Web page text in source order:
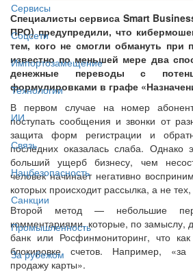
Сервисы
Соцсети
Импортозамещение
Технологии
ИИ
Связь
Нацбезопасность
Санкции
Промышленность
За рубежом
Специалисты сервиса Smart
ПРО) предупредили, что
тем, кого не смогли обмануть при
известно по меньшей мере два
денежные переводы с
формулировками в графе
В первом случае на номер
поступать сообщения и звонки от
защита форм регистрации и
последних оказалась слаба. Однако
больший ущерб бизнесу, чем
человек начинает негативно
которых происходит рассылка, а не тех,
Второй метод — небольшие
комментариями, которые, по замыслу,
банк или Росфинмониторинг, что
блокировке счетов. Например,
продажу карты».